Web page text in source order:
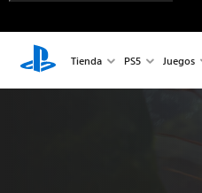
Tienda PS5 Juegos